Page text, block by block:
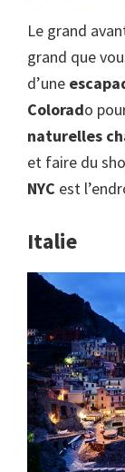
Le grand
grand que
d’une
Colorado
naturelles
et faire du
NYC est
Italie